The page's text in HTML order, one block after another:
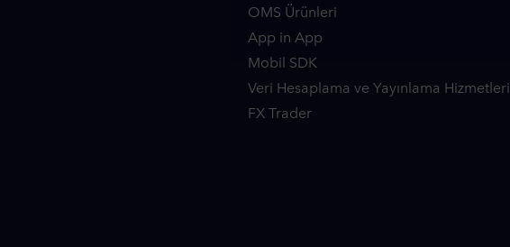
OMS Ürünleri
App in App
Mobil SDK
Veri Hesaplama ve Yayınlama Hizmetleri
FX Trader